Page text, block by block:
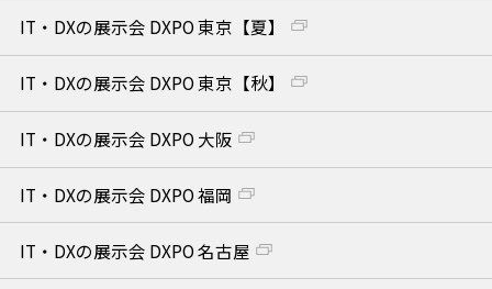
IT・DXの展示会 DXPO 東京【夏】
IT・DXの展示会 DXPO 東京【秋】
IT・DXの展示会 DXPO 大阪
IT・DXの展示会 DXPO 福岡
IT・DXの展示会 DXPO 名古屋